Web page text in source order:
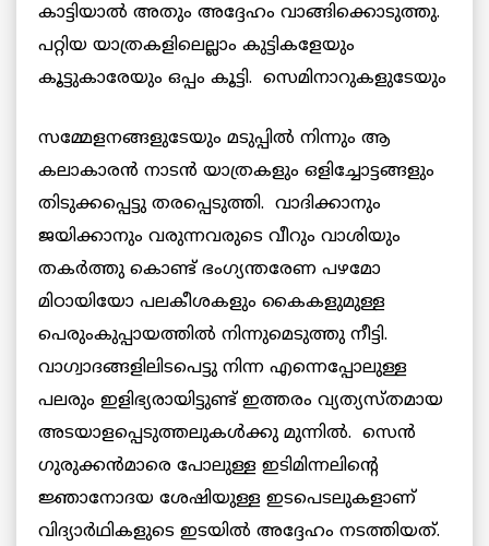
കാട്ടിയാല്‍ അതും അദ്ദേഹം വാങ്ങിക്കൊടുത്തു.
പറ്റിയ യാത്രകളിലെല്ലാം കുട്ടികളേയും
കൂട്ടുകാരേയും ഒപ്പം കൂട്ടി. സെമിനാറുകളുടേയും
സമ്മേളനങ്ങളുടേയും മടുപ്പില്‍ നിന്നും ആ
കലാകാരന്‍ നാടന്‍ യാത്രകളും ഒളിച്ചോട്ടങ്ങളും
തിടുക്കപ്പെട്ടു തരപ്പെടുത്തി. വാദിക്കാനും
ജയിക്കാനും വരുന്നവരുടെ വീറും വാശിയും
തകര്‍ത്തു കൊണ്ട് ഭംഗ്യന്തരേണ പഴമോ
മിഠായിയോ പലകീശകളും കൈകളുമുള്ള
പെരുംകുപ്പായത്തില്‍ നിന്നുമെടുത്തു നീട്ടി.
വാഗ്വാദങ്ങളിലിടപെട്ടു നിന്ന എന്നെപ്പോലുള്ള
പലരും ഇളിഭ്യരായിട്ടുണ്ട് ഇത്തരം വ്യത്യസ്തമായ
അടയാളപ്പെടുത്തലുകള്‍ക്കു മുന്നില്‍. സെന്‍
ഗുരുക്കന്‍മാരെ പോലുള്ള ഇടിമിന്നലിന്റെ
ജ്ഞാനോദയ ശേഷിയുള്ള ഇടപെടലുകളാണ്
വിദ്യാര്‍ഥികളുടെ ഇടയില്‍ അദ്ദേഹം നടത്തിയത്.